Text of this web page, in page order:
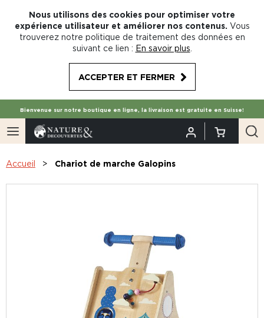
Nous utilisons des cookies pour optimiser votre
expérience utilisateur et améliorer nos contenus. Vous
trouverez notre politique de traitement des données en
suivant ce lien : En savoir plus
ACCEPTER ET FERMER
Bienvenue sur notre boutique en ligne, la livraison est gratuite en Suisse!
Accueil Chariot de marche Galopins